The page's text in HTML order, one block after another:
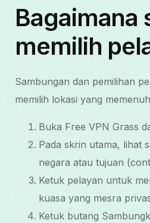
Bagaimana
memilih
Sambungan dan pemilihan
memilih lokasi yang
Buka Free VPN Grass
Pada skrin utama, lihat
negara atau tujuan
Ketuk pelayan untuk
kuasa yang mesra
Ketuk butang